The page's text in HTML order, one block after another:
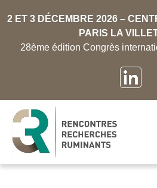
2 ET 3 DÉCEMBRE 2026 –
PARIS LA
28ème édition Congrès